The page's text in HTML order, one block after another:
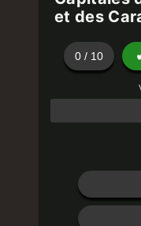
et des
0 / 10